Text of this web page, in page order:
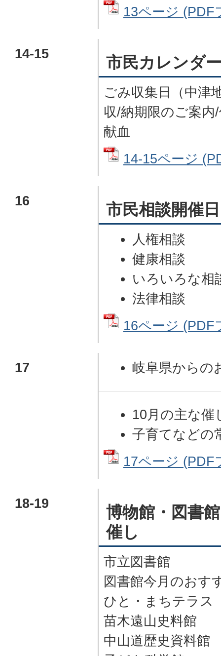
13ページ (PDF
14-15 市民カレンダ
ごみ収集日（中津
収/納期限のご案内
献血
14-15ページ
16 市民相談開催
人権相談
健康相談
いろいろな相
法律相談
16ページ (PDF
17 岐阜県からの
10月の主な催
子育てなどの
17ページ (PDF
18-19
博物館・図書
催し
市立図書館
図書館今月のおす
ひと・まちテラス
苗木遠山史料館
中山道歴史資料館